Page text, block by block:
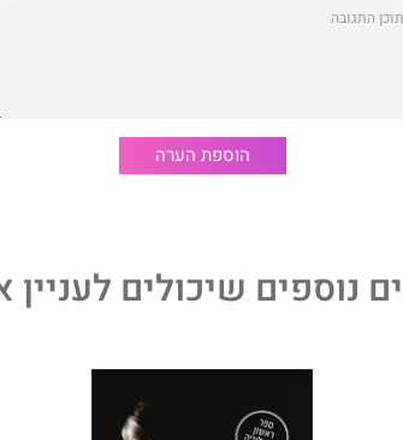
ליבה, שיסייעו לכם לא רק לשרוד אלא לשגשג למרות קשיי
האתגרים היומייים שאנשים צריכים להתמודד
איתנו את סיפוריהם של אנשים מדהימים,
הוספת הערה
נוספים שיכולים לעניין